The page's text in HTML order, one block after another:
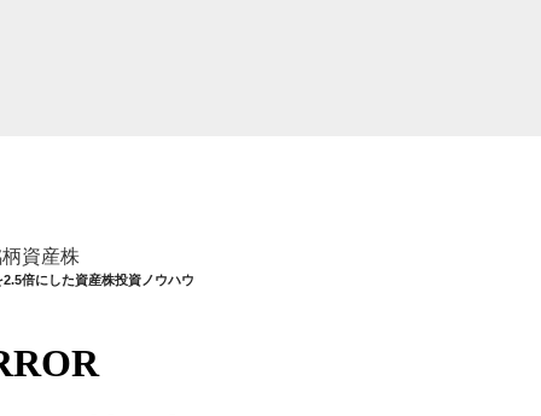
資産株
倍にした資産株投資ノウハウ